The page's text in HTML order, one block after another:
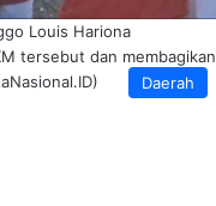
Daerah
Louis Hariona
tersebut dan membagikan